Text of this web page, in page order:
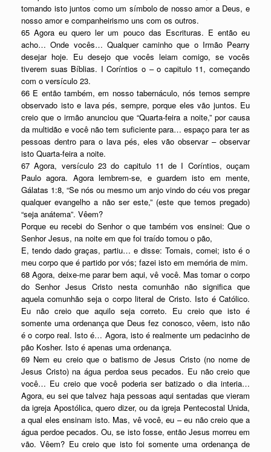
tomando isto juntos como um símbolo de nosso amor a Deus, e
nosso amor e companheirismo uns com os outros.
65 Agora eu quero ler um pouco das Escrituras. E então eu
acho… Onde vocês… Qualquer caminho que o Irmão Pearry
desejar hoje. Eu desejo que vocês leiam comigo, se vocês
tiverem suas Bíblias. I Coríntios o – o capitulo 11, começando
com o versículo 23.
66 E então também, em nosso tabernáculo, nós temos sempre
observado isto e lava pés, sempre, porque eles vão juntos. Eu
creio que o irmão anunciou que “Quarta-feira a noite,” por causa
da multidão e você não tem suficiente para… espaço para ter as
pessoas dentro para o lava pés, eles vão observar – observar
isto Quarta-feira a noite.
67 Agora, versículo 23 do capitulo 11 de I Coríntios, ouçam
Paulo agora. Agora lembrem-se, e guardem isto em mente,
Gálatas 1:8, “Se nós ou mesmo um anjo vindo do céu vos pregar
qualquer evangelho a não ser este,” (este que temos pregado)
“seja anátema”. Vêem?
Porque eu recebi do Senhor o que também vos ensinei: Que o
Senhor Jesus, na noite em que foi traído tomou o pão,
E, tendo dado graças, partiu… e disse: Tomais, comei; isto é o
meu corpo que é partido por vós; fazei isto em memória de mim.
68 Agora, deixe-me parar bem aqui, vê você. Mas tomar o corpo
do Senhor Jesus Cristo nesta comunhão não significa que
aquela comunhão seja o corpo literal de Cristo. Isto é Católico.
Eu não creio que aquilo seja correto. Eu creio que isto é
somente uma ordenança que Deus fez conosco, vêem, isto não
é o corpo real. Isto é… Agora, isto é realmente um pedacinho de
pão Kosher. Isto é apenas uma ordenança.
69 Nem eu creio que o batismo de Jesus Cristo (no nome de
Jesus Cristo) na água perdoa seus pecados. Eu não creio que
você… Eu creio que você poderia ser batizado o dia interia…
Agora, eu sei que talvez haja pessoas aqui sentadas que vieram
da igreja Apostólica, quero dizer, ou da igreja Pentecostal Unida,
a qual eles ensinam isto. Mas, vê você, eu – eu não creio que a
água perdoe pecados. Ou, se isto fosse, então Jesus morreu em
vão. Vêem? Eu creio que isto foi somente uma ordenança de